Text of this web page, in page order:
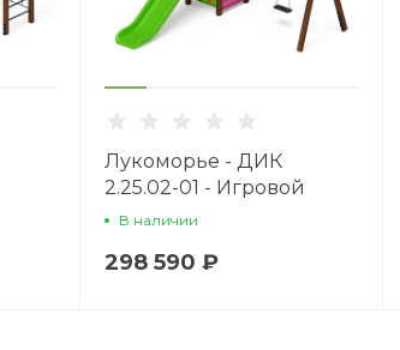
Лукоморье - ДИК
2.25.02-01 - Игровой
комплекс H=1200
В наличии
298 590 ₽